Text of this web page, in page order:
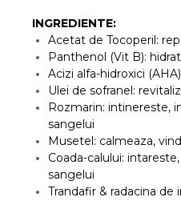
INGREDIENTE:
Acetat de Tocoperil:
Panthenol (Vit B):
Acizi alfa-hidroxici
Ulei de sofranel:
Rozmarin: intinereste,
sangelui
Musetel: calmeaza,
Coada-calului:
sangelui
Trandafir & radacina de